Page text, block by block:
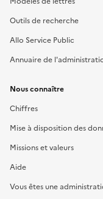
Outils de recherche
Allo Service Public
Annuaire de
Nous connaître
Chiffres
Mise à disposition des
Missions et valeurs
Aide
Vous êtes une